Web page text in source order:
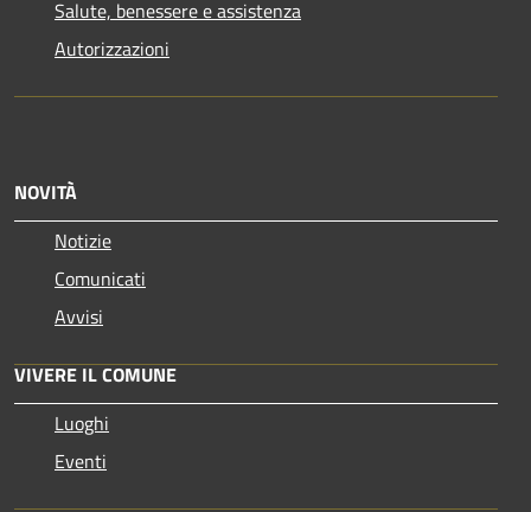
Salute, benessere e assistenza
Autorizzazioni
NOVITÀ
Notizie
Comunicati
Avvisi
VIVERE IL COMUNE
Luoghi
Eventi